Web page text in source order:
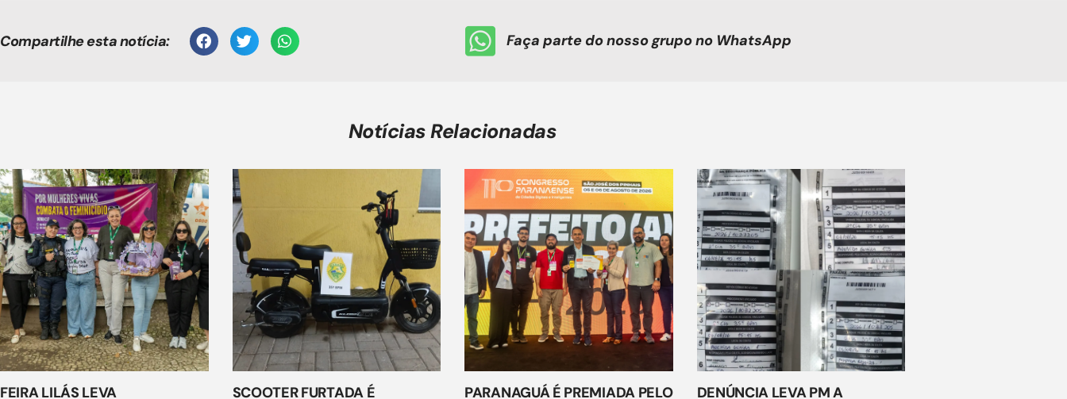
Compartilhe esta notícia: Faça parte do nosso grupo no WhatsApp
Notícias Relacionadas
FEIRA LILÁS LEVA SCOOTER FURTADA É PARANAGUÁ É PREMIADA PELO DENÚNCIA LEVA PM A